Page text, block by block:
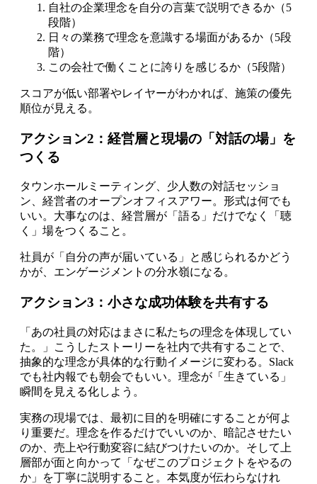
自社の企業理念を自分の言葉で説明できるか（5
段階）
日々の業務で理念を意識する場面があるか（5段
階）
この会社で働くことに誇りを感じるか（5段階）
スコアが低い部署やレイヤーがわかれば、施策の優先
順位が見える。
アクション2：経営層と現場の「対話の場」を
つくる
タウンホールミーティング、少人数の対話セッショ
ン、経営者のオープンオフィスアワー。形式は何でも
いい。大事なのは、経営層が「語る」だけでなく「聴
く」場をつくること。
社員が「自分の声が届いている」と感じられるかどう
かが、エンゲージメントの分水嶺になる。
アクション3：小さな成功体験を共有する
「あの社員の対応はまさに私たちの理念を体現してい
た。」こうしたストーリーを社内で共有することで、
抽象的な理念が具体的な行動イメージに変わる。Slack
でも社内報でも朝会でもいい。理念が「生きている」
瞬間を見える化しよう。
実務の現場では、最初に目的を明確にすることが何よ
り重要だ。理念を作るだけでいいのか、暗記させたい
のか、売上や行動変容に結びつけたいのか。そして上
層部が面と向かって「なぜこのプロジェクトをやるの
か」を丁寧に説明すること。本気度が伝わらなけれ